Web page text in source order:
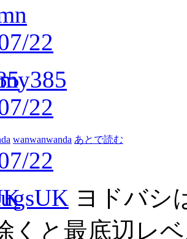
22
22
wanwanwanda あとで読む
22
ヨドバシ
くと最底辺レ